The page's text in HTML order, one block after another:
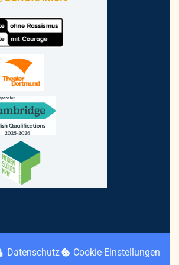
Datenschutz Cookie-Einstellungen